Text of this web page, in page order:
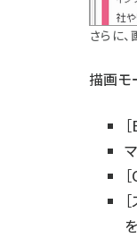
さらに
描画モ